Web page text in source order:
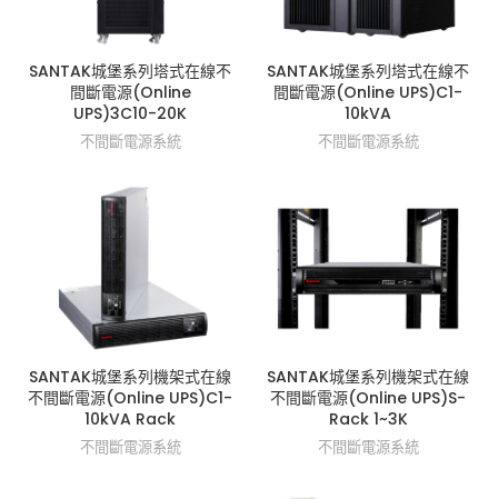
SANTAK城堡系列塔式在線不
間斷電源(Online
UPS)3C10-20K
不間斷電源系統
SANTAK城堡系列塔式在線不
間斷電源(Online UPS)C1-
10kVA
不間斷電源系統
SANTAK城堡系列機架式在線
不間斷電源(Online UPS)C1-
10kVA Rack
不間斷電源系統
SANTAK城堡系列機架式在線
不間斷電源(Online UPS)S-
Rack 1~3K
不間斷電源系統